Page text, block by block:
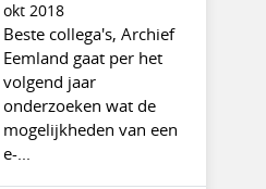
okt 2018
Beste collega's, Archief
Eemland gaat per het
volgend jaar
onderzoeken wat de
mogelijkheden van een
e-...